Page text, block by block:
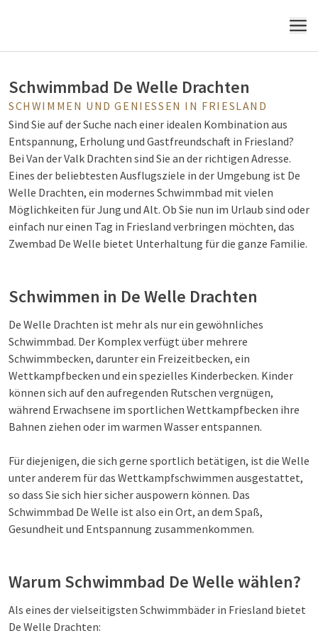
MENÜ
Schwimmbad De Welle Drachten
SCHWIMMEN UND GENIESSEN IN FRIESLAND
Sind Sie auf der Suche nach einer idealen Kombination aus
Entspannung, Erholung und Gastfreundschaft in Friesland?
Bei Van der Valk Drachten sind Sie an der richtigen Adresse.
Eines der beliebtesten Ausflugsziele in der Umgebung ist De
Welle Drachten, ein modernes Schwimmbad mit vielen
Möglichkeiten für Jung und Alt. Ob Sie nun im Urlaub sind oder
einfach nur einen Tag in Friesland verbringen möchten, das
Zwembad De Welle bietet Unterhaltung für die ganze Familie.
Schwimmen in De Welle Drachten
De Welle Drachten ist mehr als nur ein gewöhnliches
Schwimmbad. Der Komplex verfügt über mehrere
Schwimmbecken, darunter ein Freizeitbecken, ein
Wettkampfbecken und ein spezielles Kinderbecken. Kinder
können sich auf den aufregenden Rutschen vergnügen,
während Erwachsene im sportlichen Wettkampfbecken ihre
Bahnen ziehen oder im warmen Wasser entspannen.
Für diejenigen, die sich gerne sportlich betätigen, ist die Welle
unter anderem für das Wettkampfschwimmen ausgestattet,
so dass Sie sich hier sicher auspowern können. Das
Schwimmbad De Welle ist also ein Ort, an dem Spaß,
Gesundheit und Entspannung zusammenkommen.
Warum Schwimmbad De Welle wählen?
Als eines der vielseitigsten Schwimmbäder in Friesland bietet
De Welle Drachten: